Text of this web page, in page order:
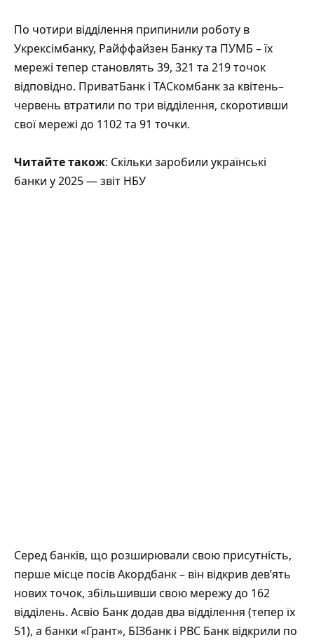
По чотири відділення припинили роботу в
Укрексімбанку, Райффайзен Банку та ПУМБ – їх
мережі тепер становлять 39, 321 та 219 точок
відповідно. ПриватБанк і ТАСкомбанк за квітень–
червень втратили по три відділення, скоротивши
свої мережі до 1102 та 91 точки.
Читайте також: Скільки заробили українські
банки у 2025 — звіт НБУ
Серед банків, що розширювали свою присутність,
перше місце посів Акордбанк – він відкрив дев’ять
нових точок, збільшивши свою мережу до 162
відділень. Асвіо Банк додав два відділення (тепер їх
51), а банки «Грант», БІЗбанк і РВС Банк відкрили по